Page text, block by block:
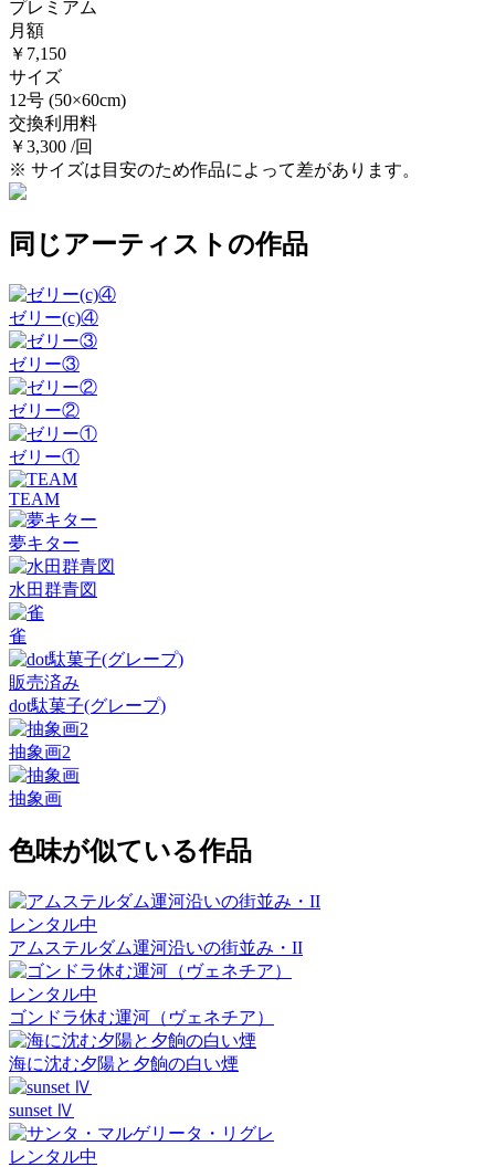
プレミアム
月額
￥7,150
サイズ
12号 (50×60cm)
交換利用料
￥3,300 /回
※ サイズは目安のため作品によって差があります。
同じアーティストの作品
ゼリー(c)④
ゼリー③
ゼリー②
ゼリー①
TEAM
夢キター
水田群青図
雀
販売済み
dot駄菓子(グレープ)
抽象画2
抽象画
色味が似ている作品
レンタル中
アムステルダム運河沿いの街並み・II
レンタル中
ゴンドラ休む運河（ヴェネチア）
海に沈む夕陽と夕餉の白い煙
sunset Ⅳ
レンタル中